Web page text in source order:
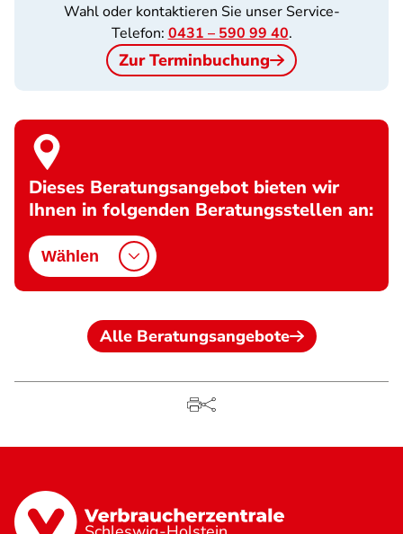
Wahl oder kontaktieren Sie unser Service-
Telefon: 0431 – 590 99 40.
Zur Terminbuchung
Dieses Beratungsangebot bieten wir
Ihnen in folgenden Beratungsstellen an:
Wählen
Alle Beratungsangebote